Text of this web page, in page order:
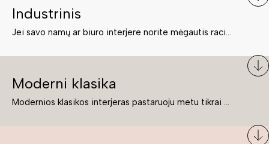
Industrinis
Jei savo namų ar biuro interjere norite mėgautis racionaliai išnaudotomis erdvėmis, funkcionalumu ir esate neabejingi tamsesniam koloritui bei praktiškiems sprendimams, tuomet industrinis stilius bus būtent tai, ko Jums reikia. O industrinio stiliaus baldus išsirinksite mūsų asortimente.
Moderni klasika
Modernios klasikos interjeras pastaruoju metu tikrai yra „ant bangos“. Tie, kurie nenori pernelyg nutolti nuo klasikos, bet drauge žavisi šiuolaikiškais sprendimais, su malonumu savo namuose kuria klasikos ir modernaus interjero tandemą – elegantišką, subtilų ir žavingą.